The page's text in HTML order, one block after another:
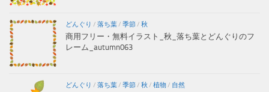
どんぐり / 落ち葉/ 季節/ 秋
商用フリー・無料イラスト_秋_落ち葉とどんぐりのフ
レーム_autumn063
どんぐり / 落ち葉/ 季節/ 秋 / 植物/ 自然